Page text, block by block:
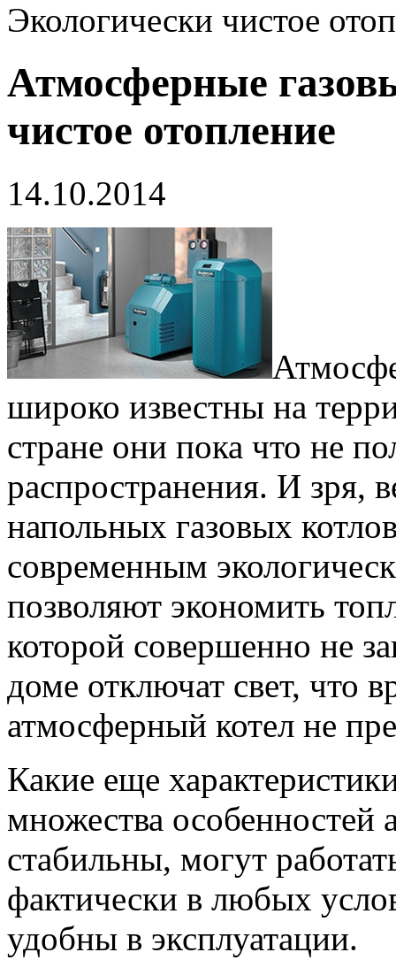
Экологически чистое
Атмосферные
чистое отопление
14.10.2014
широко известны на
стране они пока что не
распространения. И зря,
напольных газовых
современным
позволяют экономить
которой совершенно не
доме отключат свет, что
атмосферный котел не
Какие еще
множества
стабильны, могут
фактически в любых
удобны в эксплуатации.